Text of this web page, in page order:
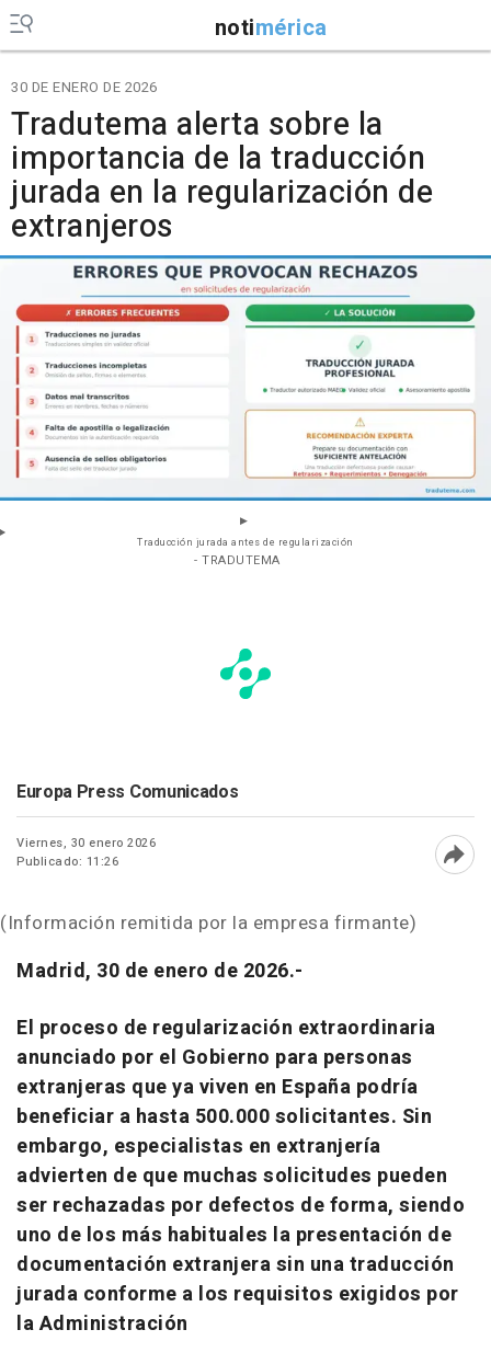
notimérica
30 DE ENERO DE 2026
Tradutema alerta sobre la
importancia de la traducción
jurada en la regularización de
extranjeros
Traducción jurada antes de regularización
- TRADUTEMA
Europa Press Comunicados
Viernes, 30 enero 2026
Publicado: 11:26
(Información remitida por la empresa firmante)
Madrid, 30 de enero de 2026.-
El proceso de regularización extraordinaria
anunciado por el Gobierno para personas
extranjeras que ya viven en España podría
beneficiar a hasta 500.000 solicitantes. Sin
embargo, especialistas en extranjería
advierten de que muchas solicitudes pueden
ser rechazadas por defectos de forma, siendo
uno de los más habituales la presentación de
documentación extranjera sin una traducción
jurada conforme a los requisitos exigidos por
la Administración